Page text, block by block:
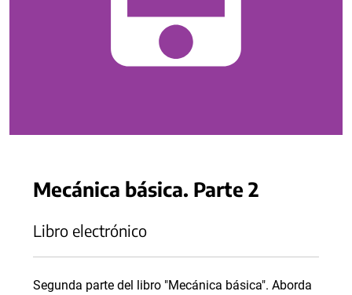
Mecánica básica. Parte 2
Libro electrónico
Segunda parte del libro "Mecánica básica". Aborda